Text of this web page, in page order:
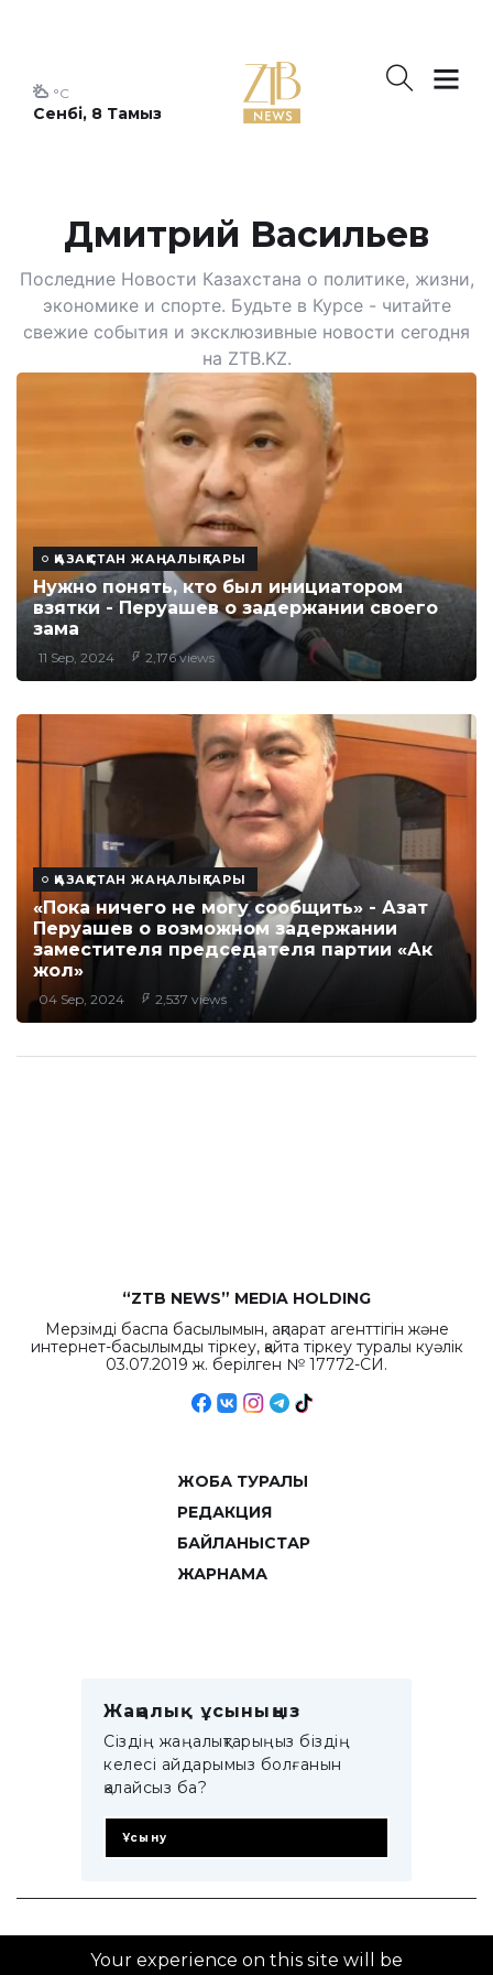
Сенбі, 8 Тамыз
°C
Дмитрий Васильев
Последние Новости Казахстана о политике, жизни,
экономике и спорте. Будьте в Курсе - читайте
свежие события и эксклюзивные новости сегодня
на ZTB.KZ.
ҚАЗАҚСТАН ЖАҢАЛЫҚТАРЫ
Нужно понять, кто был инициатором
взятки - Перуашев о задержании своего
зама
11 Sep, 2024 2,176 views
ҚАЗАҚСТАН ЖАҢАЛЫҚТАРЫ
«Пока ничего не могу сообщить» - Азат
Перуашев о возможном задержании
заместителя председателя партии «Ак
жол»
04 Sep, 2024 2,537 views
“ZTB NEWS” MEDIA HOLDING
Мерзімді баспа басылымын, ақпарат агенттігін және
интернет-басылымды тіркеу, қайта тіркеу туралы куәлік
03.07.2019 ж. берілген № 17772-СИ.
ЖОБА ТУРАЛЫ
РЕДАКЦИЯ
БАЙЛАНЫСТАР
ЖАРНАМА
Жаңалық ұсыныңыз
Сіздің жаңалықтарыңыз біздің
келесі айдарымыз болғанын
қалайсыз ба?
Ұсыну
© 2014–2025 ZTB.KZ
Your experience on this site will be